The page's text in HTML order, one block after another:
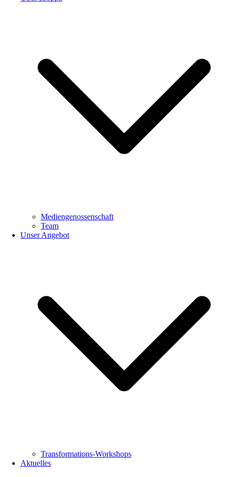
Mediengenossenschaft
Team
Unser Angebot
Transformations-Workshops
Aktuelles